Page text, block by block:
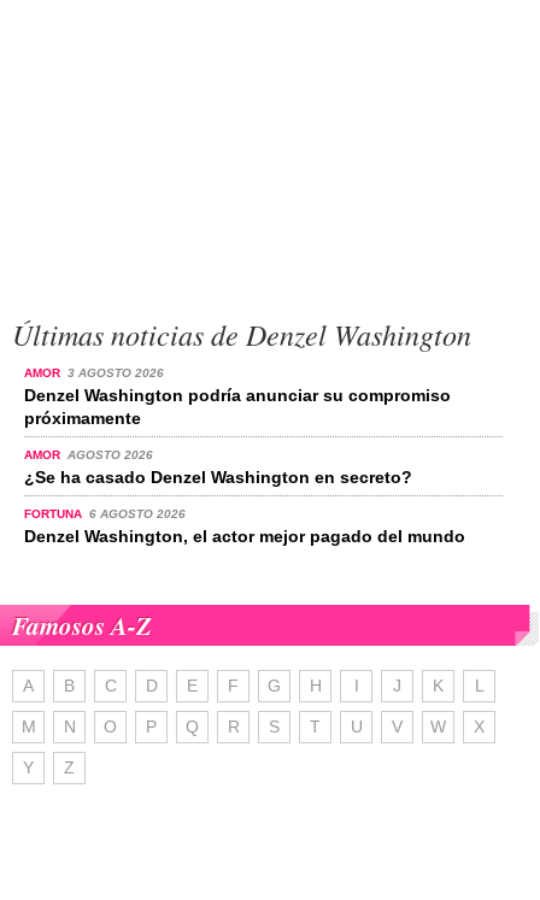
Últimas noticias de Denzel Washington
AMOR 3 AGOSTO 2026
Denzel Washington podría anunciar su compromiso
próximamente
AMOR AGOSTO 2026
¿Se ha casado Denzel Washington en secreto?
FORTUNA 6 AGOSTO 2026
Denzel Washington, el actor mejor pagado del mundo
Famosos A-Z
A B C D E F G H I J K L
M N O P Q R S T U V W X
Y Z